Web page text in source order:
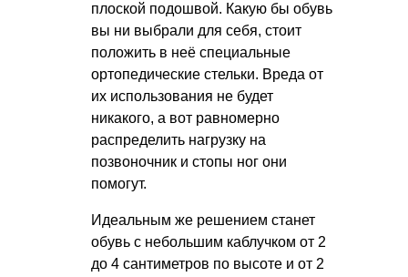
плоской подошвой. Какую бы обувь
вы ни выбрали для себя, стоит
положить в неё специальные
ортопедические стельки. Вреда от
их использования не будет
никакого, а вот равномерно
распределить нагрузку на
позвоночник и стопы ног они
помогут.
Идеальным же решением станет
обувь с небольшим каблучком от 2
до 4 сантиметров по высоте и от 2